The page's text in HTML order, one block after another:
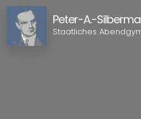
Peter-A.-
Staatliches